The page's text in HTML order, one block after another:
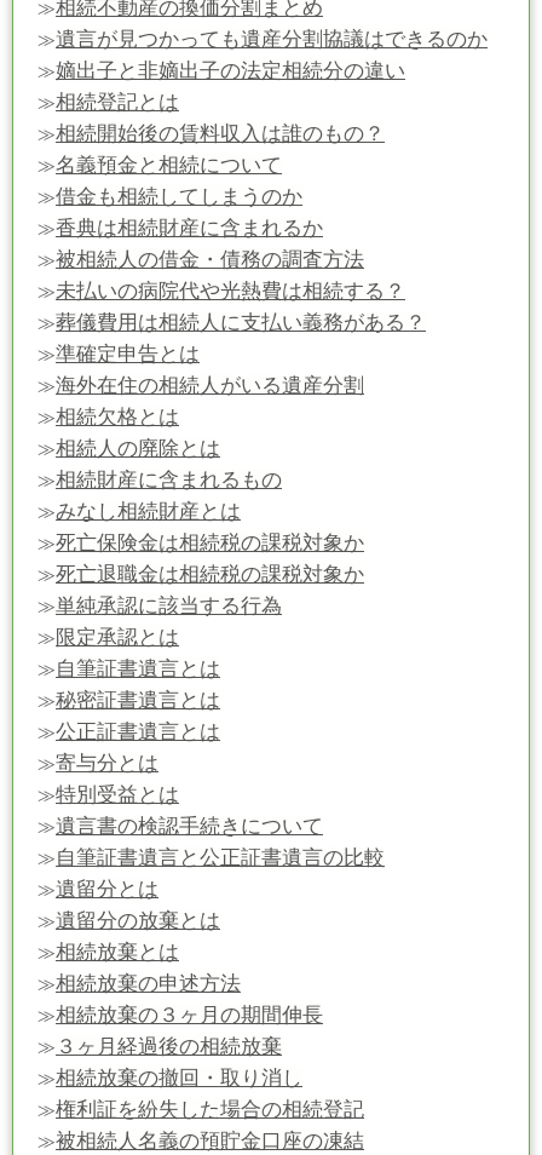
≫相続不動産の換価分割まとめ
≫遺言が見つかっても遺産分割協議はできるのか
≫嫡出子と非嫡出子の法定相続分の違い
≫相続登記とは
≫相続開始後の賃料収入は誰のもの？
≫名義預金と相続について
≫借金も相続してしまうのか
≫香典は相続財産に含まれるか
≫被相続人の借金・債務の調査方法
≫未払いの病院代や光熱費は相続する？
≫葬儀費用は相続人に支払い義務がある？
≫準確定申告とは
≫海外在住の相続人がいる遺産分割
≫相続欠格とは
≫相続人の廃除とは
≫相続財産に含まれるもの
≫みなし相続財産とは
≫死亡保険金は相続税の課税対象か
≫死亡退職金は相続税の課税対象か
≫単純承認に該当する行為
≫ 限定承認とは
≫自筆証書遺言とは
≫秘密証書遺言とは
≫公正証書遺言とは
≫寄与分とは
≫特別受益とは
≫遺言書の検認手続きについて
≫自筆証書遺言と公正証書遺言の比較
≫遺留分とは
≫遺留分の放棄とは
≫相続放棄とは
≫相続放棄の申述方法
≫相続放棄の３ヶ月の期間伸長
≫ ３ヶ月経過後の相続放棄
≫相続放棄の撤回・取り消し
≫権利証を紛失した場合の相続登記
≫被相続人名義の預貯金口座の凍結